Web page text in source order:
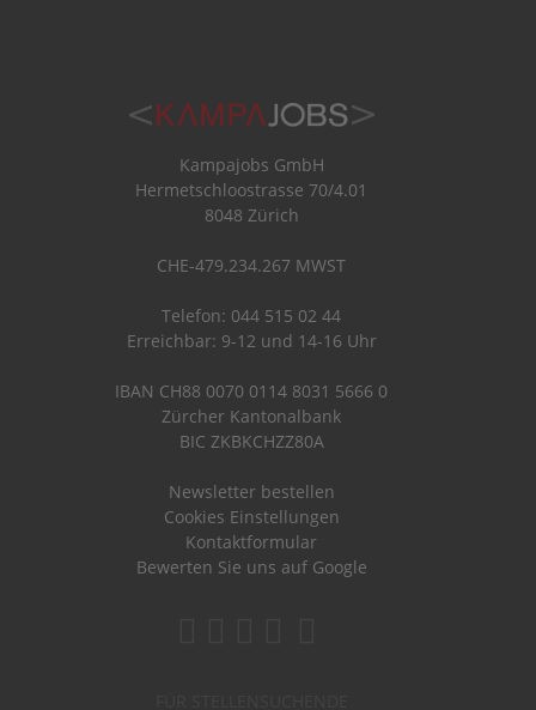
Kampajobs GmbH
Hermetschloostrasse 70/4.01
8048 Zürich
CHE-479.234.267 MWST
Telefon: 044 515 02 44
Erreichbar: 9-12 und 14-16 Uhr
IBAN CH88 0070 0114 8031 5666 0
Zürcher Kantonalbank
BIC ZKBKCHZZ80A
Newsletter bestellen
Cookies Einstellungen
Kontaktformular
Bewerten Sie uns auf Google